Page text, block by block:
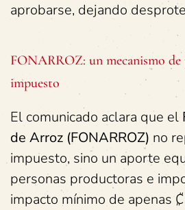
aprobarse, dejando
FONARROZ: un mecanismo
impuesto
El comunicado aclara que el
de Arroz (FONARROZ) no
impuesto, sino un aporte
personas productoras e
impacto mínimo de apenas